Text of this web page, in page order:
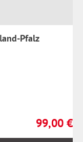
Pfalz
Regulärer
99,00 €